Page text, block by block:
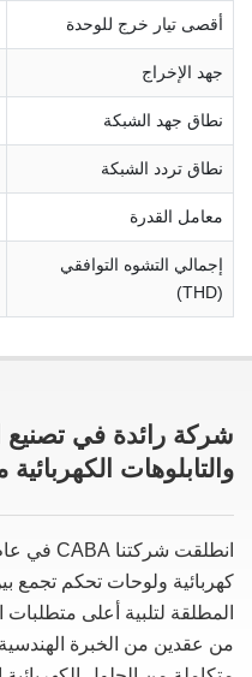
أقصى تيار خرج للوحدة
جهد الإخراج
نطاق جهد الشبكة
نطاق تردد الشبكة
معامل القدرة
إجمالي التشوه التوافقي
(THD)
شركة رائدة في تصنيع
والتابلوهات الكهربائية
كهربائية ولوحات تحكم تجمع
المطلقة لتلبية أعلى متطلبات
من عقدين من الخبرة